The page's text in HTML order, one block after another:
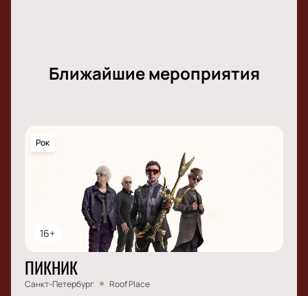
Ближайшие мероприятия
16+
Рок
ПИКНИК
Санкт-Петербург Roof Place